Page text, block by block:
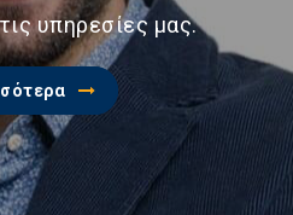
υπηρεσίες μας.